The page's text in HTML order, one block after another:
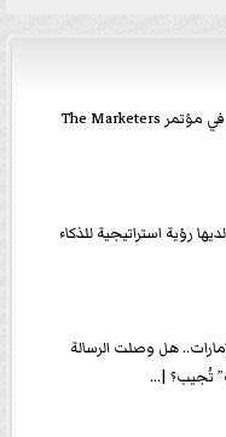
د. داليا أبو المجد تشارك في مؤتمر The Marketers
رؤية استراتيجية للذكاء
هل وصلت الرسالة
تُجيب؟ |...